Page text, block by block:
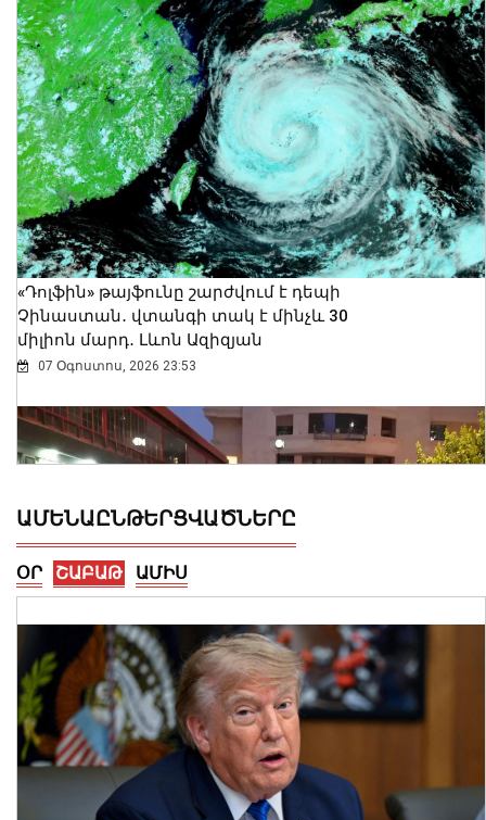
«Դոլֆին» թայֆունը շարժվում է դեպի
Չինաստան․ վտանգի տակ է մինչև 30
միլիոն մարդ․ Լևոն Ազիզյան
07 Օգոստոս, 2026 23:53
Երևանում արձանագրվել է առանց
իրավական հիմքերի վճարովի
ավտոկայանատեղի կազմակերպելու
ԱՄԵՆԱԸՆԹԵՐՑՎԱԾՆԵՐԸ
ՕՐ ՇԱԲԱԹ ԱՄԻՍ